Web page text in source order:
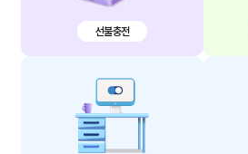
선불충전